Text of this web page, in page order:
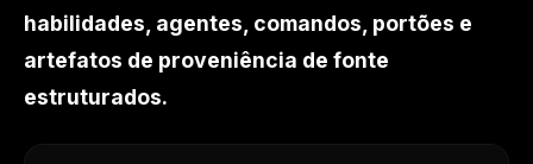
habilidades, agentes, comandos, portões e
artefatos de proveniência de fonte
estruturados.